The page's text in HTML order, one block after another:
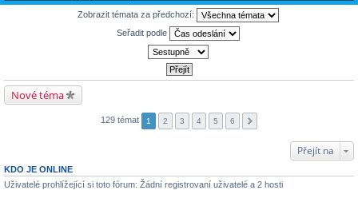
Zobrazit témata za předchozí:
Seřadit podle
Nové téma
129 témat 1 2 3 4 5 6
Přejít na
KDO JE ONLINE
Uživatelé prohlížející si toto fórum: Žádní registrovaní uživatelé a 2 hosti